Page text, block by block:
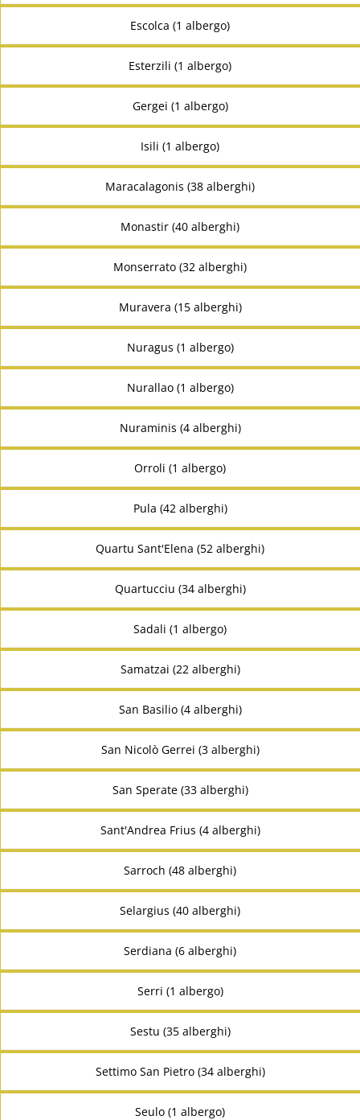
Escolca (1 albergo)
Esterzili (1 albergo)
Gergei (1 albergo)
Isili (1 albergo)
Maracalagonis (38 alberghi)
Monastir (40 alberghi)
Monserrato (32 alberghi)
Muravera (15 alberghi)
Nuragus (1 albergo)
Nurallao (1 albergo)
Nuraminis (4 alberghi)
Orroli (1 albergo)
Pula (42 alberghi)
Quartu Sant'Elena (52 alberghi)
Quartucciu (34 alberghi)
Sadali (1 albergo)
Samatzai (22 alberghi)
San Basilio (4 alberghi)
San Nicolò Gerrei (3 alberghi)
San Sperate (33 alberghi)
Sant'Andrea Frius (4 alberghi)
Sarroch (48 alberghi)
Selargius (40 alberghi)
Serdiana (6 alberghi)
Serri (1 albergo)
Sestu (35 alberghi)
Settimo San Pietro (34 alberghi)
Seulo (1 albergo)